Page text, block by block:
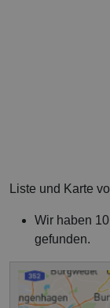
Liste und Karte
Wir haben
gefunden.